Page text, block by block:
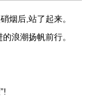
烟后,站了起来。
浪潮扬帆前行。